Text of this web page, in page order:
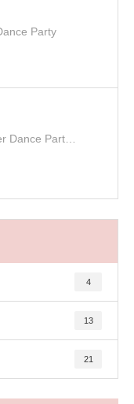
Party
Dance Part…
4
13
21